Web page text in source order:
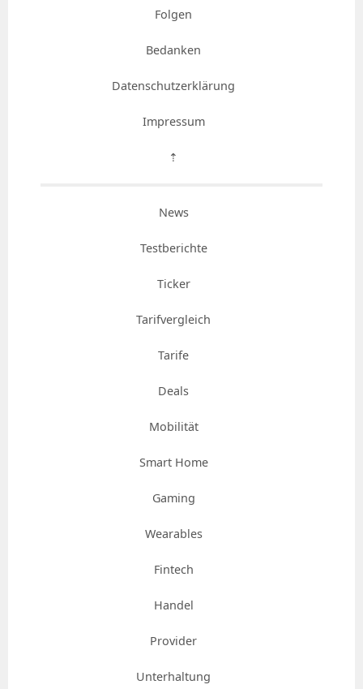
Folgen
Bedanken
Datenschutzerklärung
Impressum
⇡
News
Testberichte
Ticker
Tarifvergleich
Tarife
Deals
Mobilität
Smart Home
Gaming
Wearables
Fintech
Handel
Provider
Unterhaltung